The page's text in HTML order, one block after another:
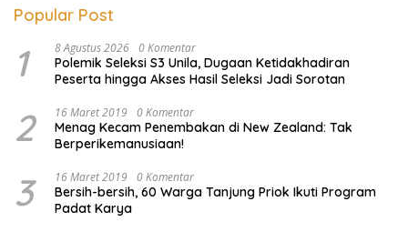
Popular Post
1 8 Agustus 2026 0 Komentar
Polemik Seleksi S3 Unila, Dugaan Ketidakhadiran
Peserta hingga Akses Hasil Seleksi Jadi Sorotan
2 16 Maret 2019 0 Komentar
Menag Kecam Penembakan di New Zealand: Tak
Berperikemanusiaan!
3 16 Maret 2019 0 Komentar
Bersih-bersih, 60 Warga Tanjung Priok Ikuti Program
Padat Karya